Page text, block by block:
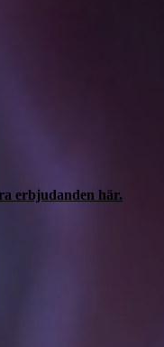
erbjudanden här.